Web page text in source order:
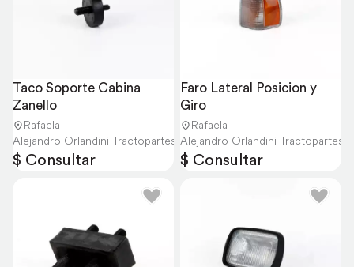
Taco Soporte Cabina
Zanello
Rafaela
Alejandro Orlandini Tractopartes
$ Consultar
Faro Lateral Posicion y
Giro
Rafaela
Alejandro Orlandini Tractopartes
$ Consultar